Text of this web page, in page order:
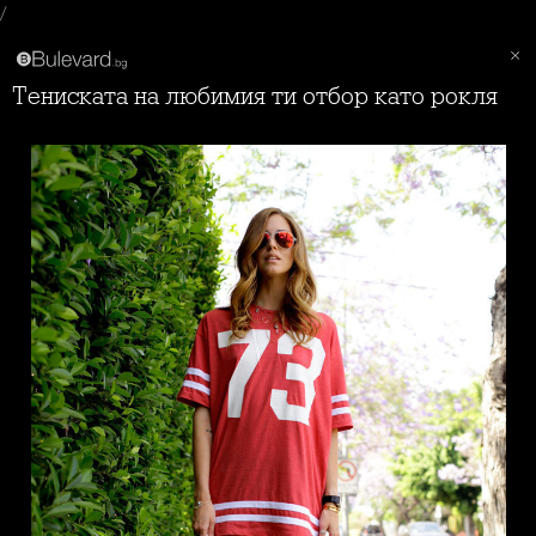
/
Тениската на любимия ти отбор като рокля